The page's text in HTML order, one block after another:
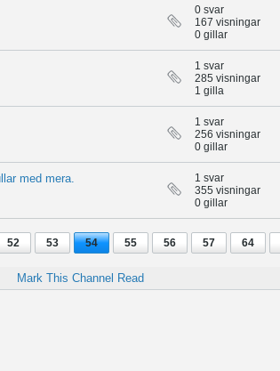
0 svar
167 visningar
0 gillar
1 svar
285 visningar
1 gilla
1 svar
256 visningar
0 gillar
med mera.
1 svar
355 visningar
0 gillar
52 53 54 55 56 57 64
Mark This Channel Read